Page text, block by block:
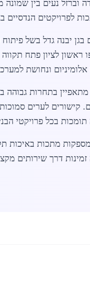
וברזל נעים בין
לפרויקטים הנדסיים
בגן יבנה גדל בשל
ראשון לציון פתח
אלומיניום ונחושת
יבנה מתאפיין
קישורים לערים
תומכות בכל פרויקטי
מתכות באיכות
זמינות דרך שירותים